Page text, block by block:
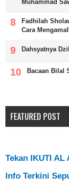
Muhammad
Fadhilah
Cara
Dahsyatnya
Bacaan Bilal
FEATURED POST
Tekan IKUTI AL
Info Terkini